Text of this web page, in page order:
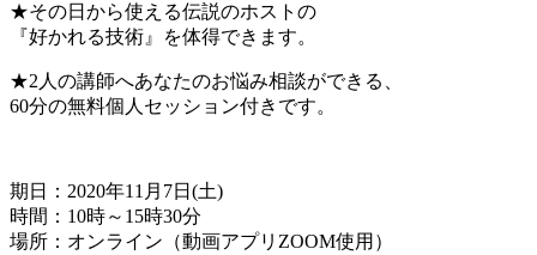
★その日から使える伝説のホストの
『好かれる技術』を体得できます。
★2人の講師へあなたのお悩み相談ができる、
60分の無料個人セッション付きです。
期日：2020年11月7日(土)
時間：10時～15時30分
場所：オンライン（動画アプリZOOM使用）